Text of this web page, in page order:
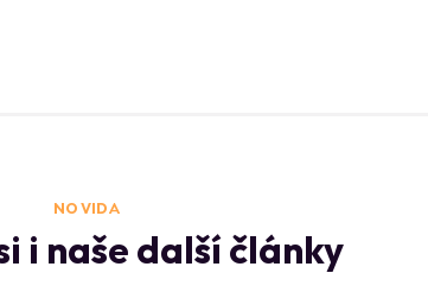
NO VIDA
i naše další články